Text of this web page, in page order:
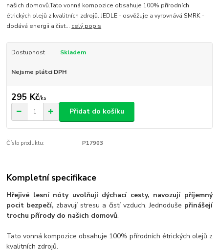
našich domovů.Tato vonná kompozice obsahuje 100% přírodních
étrických olejů z kvalitních zdrojů. JEDLE - osvěžuje a vyrovnává SMRK -
dodává energii a čist... celý popis
Dostupnost Skladem
Nejsme plátci DPH
295 Kč/ks
Přidat do košíku
Číslo produktu: P17903
Kompletní specifikace
Hřejivé lesní nóty uvolňují dýchací cesty, navozují příjemný
pocit bezpečí, zbavují stresu a čistí vzduch. Jednoduše přinášejí
trochu přírody do našich domovů.
Tato vonná kompozice obsahuje 100% přírodních étrických olejů z
kvalitních zdrojů.